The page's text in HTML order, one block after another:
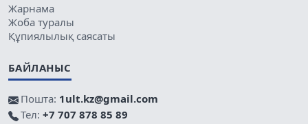
Жарнама
Жоба туралы
Құпиялылық саясаты
БАЙЛАНЫС
Пошта: 1ult.kz@gmail.com
Тел: +7 707 878 85 89